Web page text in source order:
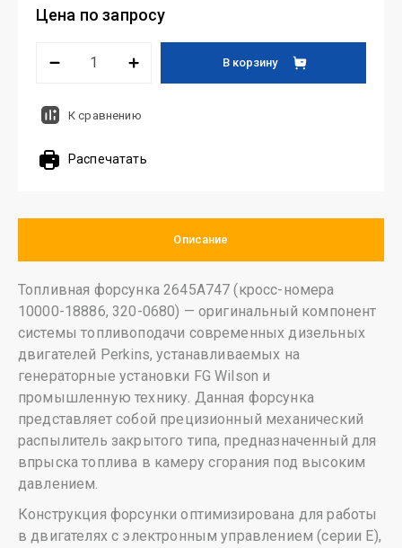
Цена по запросу
В корзину
К сравнению
Распечатать
Описание
Топливная форсунка 2645A747 (кросс-номера
10000-18886, 320-0680) — оригинальный компонент
системы топливоподачи современных дизельных
двигателей Perkins, устанавливаемых на
генераторные установки FG Wilson и
промышленную технику. Данная форсунка
представляет собой прецизионный механический
распылитель закрытого типа, предназначенный для
впрыска топлива в камеру сгорания под высоким
давлением.
Конструкция форсунки оптимизирована для работы
в двигателях с электронным управлением (серии E),